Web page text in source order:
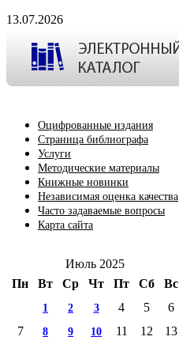
13.07.2026
Оцифрованные издания
Страница библиографа
Услуги
Методические материалы
Книжные новинки
Независимая оценка качества
Часто задаваемые вопросы
Карта сайта
Июль 2025
Пн
Вт Ср Чт Пт Сб Вс
1 2 3 4 5
6
7
8 9 10 11 12 13